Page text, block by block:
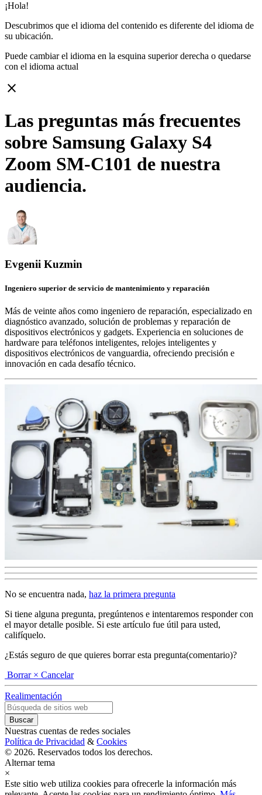
¡Hola!
Descubrimos que el idioma del contenido es diferente del idioma de
su ubicación.
Puede cambiar el idioma en la esquina superior derecha o quedarse
con el idioma actual
close
Las preguntas más frecuentes
sobre Samsung Galaxy S4
Zoom SM-C101 de nuestra
audiencia.
Evgenii Kuzmin
Ingeniero superior de servicio de mantenimiento y reparación
Más de veinte años como ingeniero de reparación, especializado en
diagnóstico avanzado, solución de problemas y reparación de
dispositivos electrónicos y gadgets. Experiencia en soluciones de
hardware para teléfonos inteligentes, relojes inteligentes y
dispositivos electrónicos de vanguardia, ofreciendo precisión e
innovación en cada desafío técnico.
No se encuentra nada, haz la primera pregunta
Si tiene alguna pregunta, pregúntenos e intentaremos responder con
el mayor detalle posible. Si este artículo fue útil para usted,
califíquelo.
¿Estás seguro de que quieres borrar esta pregunta(comentario)?
Borrar × Cancelar
Realimentación
Nuestras cuentas de redes sociales
Política de Privacidad & Cookies
© 2026. Reservados todos los derechos.
Alternar tema
×
Este sitio web utiliza cookies para ofrecerle la información más